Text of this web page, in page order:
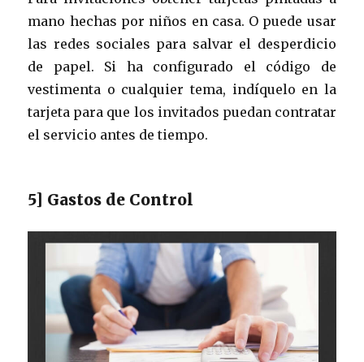
mano hechas por niños en casa. O puede usar
las redes sociales para salvar el desperdicio
de papel. Si ha configurado el código de
vestimenta o cualquier tema, indíquelo en la
tarjeta para que los invitados puedan contratar
el servicio antes de tiempo.
5] Gastos de Control